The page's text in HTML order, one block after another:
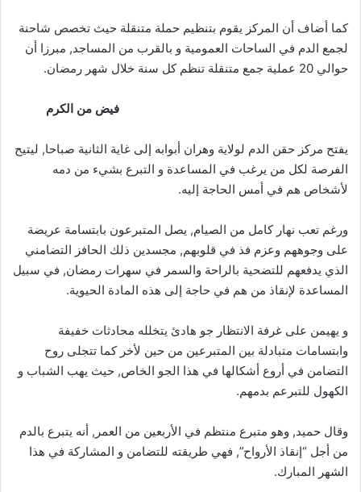
كما أضاف أن المركز يقوم بتنظيم حملة متنقلة حيث تخصص شاحنة
لجمع الدم في الساحات العمومية و بالقرب من المساجد, مبرزا أن
حوالي 20 عملية جمع متنقلة تنظم كل سنة خلال شهر رمضان.
فيض من الكرم
يفتح مركز حقن الدم لولاية وهران أبوابه إلى غاية الثانية صباحا, ليتيح
الفرصة لكل من يرغب في المساعدة و التبرع بشيء من دمه
لأشخاص هم في أمس الحاجة إليه.
ورغم تعب نهار كامل من الصيام, يصل المتبرعون بابتسامة عريضة
على وجوههم وعزم فذ في قلوبهم, مجسدين ذلك الحافز التضامني
الذي يدفعهم للتضحية بالراحة والسمر في سهرات رمضان, في سبيل
المساعدة لإنقاذ من هم في حاجة إلى هذه المادة الحيوية.
و يهيمن على غرفة الانتظار جو هادئ يتخلله محادثات خفيفة
وابتسامات متبادلة بين المتبرعين من حين لأخر كما تتجلى روح
التضامن في أروع أشكالها في هذا الجو الخاص, حيث يهب الشباب و
الكهول للتبرعم بدمهم.
وقال حميد, وهو متبرع منتظم في الأربعين من العمر, أنه يتبرع بالدم
من أجل “إنقاذ الأرواح”, فهي طريقته للتضامن و المشاركة في هذا
الشهر المبارك.